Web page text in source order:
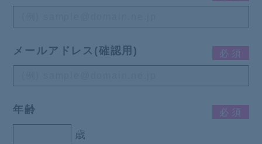
メールアドレス(確認用) 必 須
年齢 必 須
歳